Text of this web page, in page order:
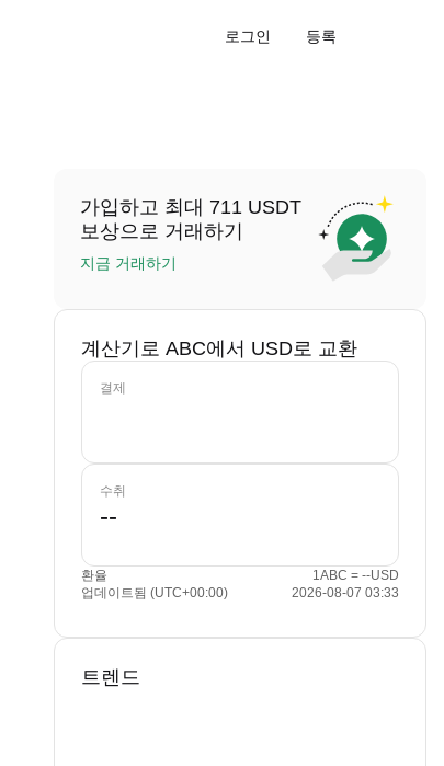
로그인 등록
가입하고 최대 711 USDT
보상으로 거래하기
지금 거래하기
계산기로 ABC에서 USD로 교환
결제
수취
환율
1ABC = --USD
업데이트됨 (UTC+00:00)
2026-08-07 03:33
트렌드